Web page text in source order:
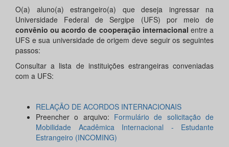
O(a) aluno(a) estrangeiro(a) que deseja ingressar na
Universidade Federal de Sergipe (UFS) por meio de
convênio ou acordo de cooperação internacional entre a
UFS e sua universidade de origem deve seguir os seguintes
passos:
Consultar a lista de instituições estrangeiras conveniadas
com a UFS:
RELAÇÃO DE ACORDOS INTERNACIONAIS
Preencher o arquivo: Formulário de solicitação de
Mobilidade Acadêmica Internacional - Estudante
Estrangeiro (INCOMING)